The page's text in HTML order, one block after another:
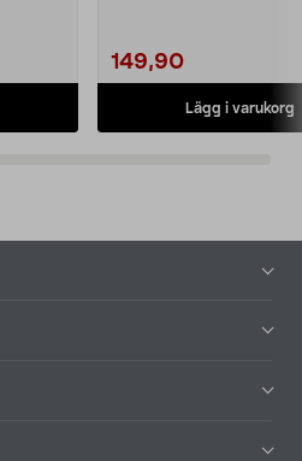
149,90
Lägg i varukorg